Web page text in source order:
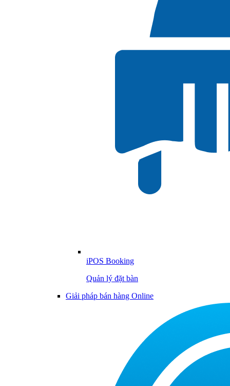
iPOS Booking
Quản lý đặt bàn
Giải pháp bán hàng Online